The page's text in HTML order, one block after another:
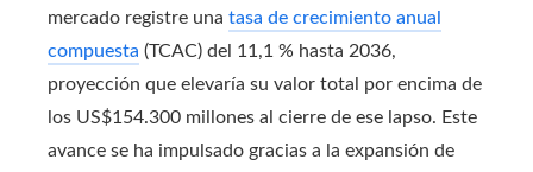
mercado registre una tasa de crecimiento anual
compuesta (TCAC) del 11,1 % hasta 2036,
proyección que elevaría su valor total por encima de
los US$154.300 millones al cierre de ese lapso. Este
avance se ha impulsado gracias a la expansión de